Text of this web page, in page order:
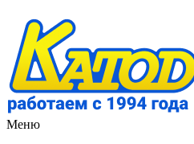
Меню